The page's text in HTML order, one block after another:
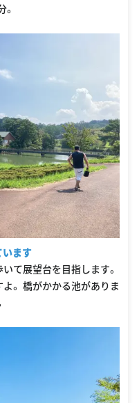
います
て展望台を目指します。
。 橋がかかる池がありま